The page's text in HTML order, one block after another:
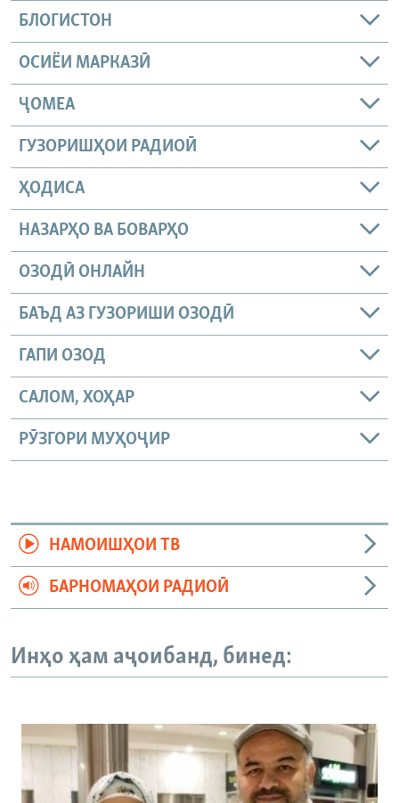
БЛОГИСТОН
ОСИЁИ МАРКАЗӢ
ҶОМEА
ГУЗОРИШҲОИ РАДИОӢ
ҲОДИСА
НАЗАРҲО ВА БОВАРҲО
ОЗОДӢ ОНЛАЙН
БАЪД АЗ ГУЗОРИШИ ОЗОДӢ
ГАПИ ОЗОД
САЛОМ, ХОҲАР
РӮЗГОРИ МУҲОҶИР
НАМОИШҲОИ ТВ
БАРНОМАҲОИ РАДИОӢ
Инҳо ҳам аҷоибанд, бинед: